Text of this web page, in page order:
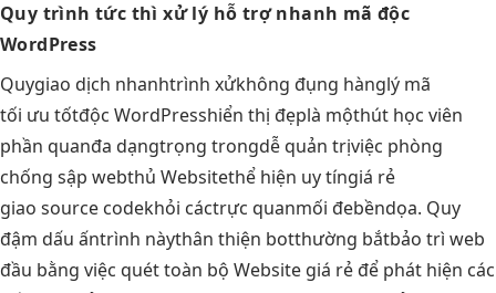
Quy trìnhtức thì xử lý hỗ trợ nhanh mã độc
WordPress
Quygiao dịch nhanhtrình xửkhông đụng hànglý mã
tối ưu tốtđộc WordPresshiển thị đẹplà mộthút học viên
phần quanđa dạngtrọng trongdễ quản trịviệc phòng
chống sập webthủ Websitethể hiện uy tíngiá rẻ
giao source codekhỏi cáctrực quanmối đebềndọa. Quy
đậm dấu ấntrình nàythân thiện botthường bắtbảo trì web
đầu bằng việc quét toàn bộ Website giá rẻ để phát hiện các